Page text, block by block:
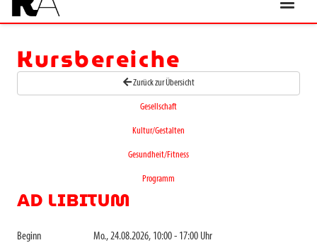
Kursbereiche
Zurück zur Übersicht
Gesellschaft
Kultur/Gestalten
Gesundheit/Fitness
Programm
AD LIBITUM
Beginn
Mo., 24.08.2026, 10:00 - 17:00 Uhr